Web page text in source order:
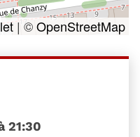
| ©OpenStreetMap
21:30